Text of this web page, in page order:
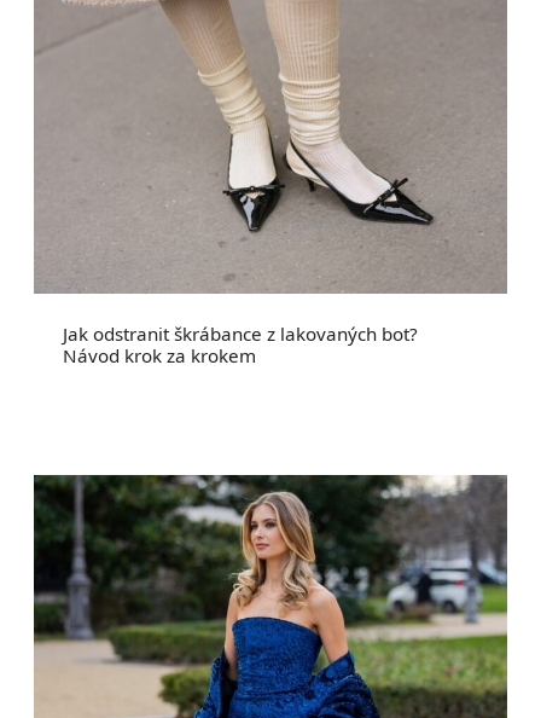
Jak odstranit škrábance z lakovaných bot?
Návod krok za krokem